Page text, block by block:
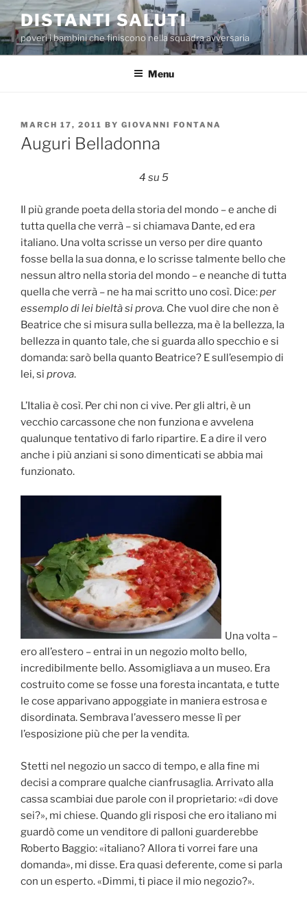
Skip
to
content
DISTANTI SALUTI
poveri i bambini che finiscono nella squadra avversaria
Menu
POSTED
ON
MARCH 17, 2011 BY GIOVANNI FONTANA
Auguri Belladonna
4 su 5
Il più grande poeta della storia del mondo – e anche di
tutta quella che verrà – si chiamava Dante, ed era
italiano. Una volta scrisse un verso per dire quanto
fosse bella la sua donna, e lo scrisse talmente bello che
nessun altro nella storia del mondo – e neanche di tutta
quella che verrà – ne ha mai scritto uno così. Dice:per
essemplo di lei bieltà si prova. Che vuol dire che non è
Beatrice che si misura sulla bellezza, ma è la bellezza, la
bellezza in quanto tale, che si guarda allo specchio e si
domanda: sarò bella quanto Beatrice? E sull’esempio di
lei, si prova.
L’Italia è così. Per chi non ci vive. Per gli altri, è un
vecchio carcassone che non funziona e avvelena
qualunque tentativo di farlo ripartire. E a dire il vero
anche i più anziani si sono dimenticati se abbia mai
funzionato.
Una volta –
ero all’estero – entrai in un negozio molto bello,
incredibilmente bello. Assomigliava a un museo. Era
costruito come se fosse una foresta incantata, e tutte
le cose apparivano appoggiate in maniera estrosa e
disordinata. Sembrava l’avessero messe lì per
l’esposizione più che per la vendita.
Stetti nel negozio un sacco di tempo, e alla fine mi
decisi a comprare qualche cianfrusaglia. Arrivato alla
cassa scambiai due parole con il proprietario: «di dove
sei?», mi chiese. Quando gli risposi che ero italiano mi
guardò come un venditore di palloni guarderebbe
Roberto Baggio: «italiano? Allora ti vorrei fare una
domanda», mi disse. Era quasi deferente, come si parla
con un esperto. «Dimmi, ti piace il mio negozio?».